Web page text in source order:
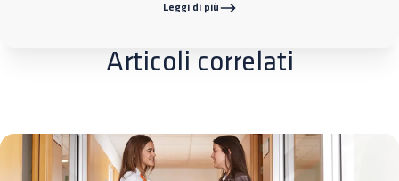
Leggi di più
Articoli correlati